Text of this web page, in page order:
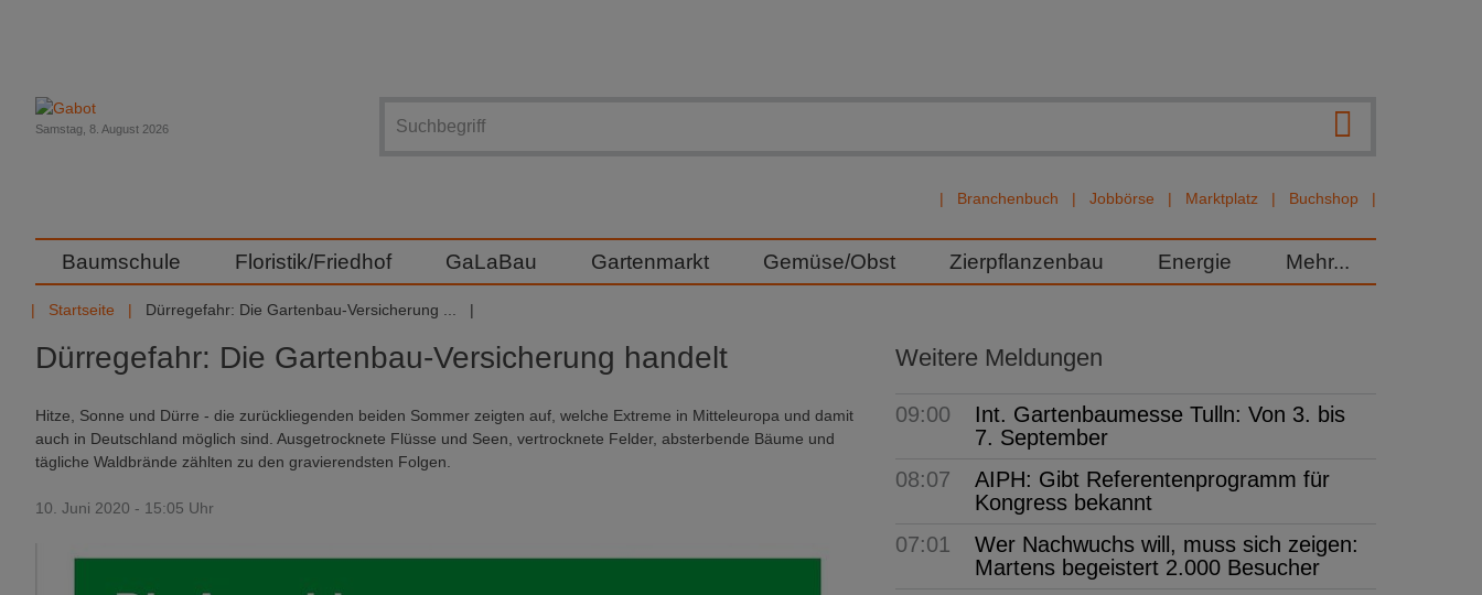
Branchenbuch Jobbörse Marktplatz Buchshop
Samstag, 8. August 2026
Baumschule Floristik/Friedhof GaLaBau Gartenmarkt Gemüse/Obst Zierpflanzenbau Energie Mehr...
Startseite Dürregefahr: Die Gartenbau-Versicherung ...
Dürregefahr: Die Gartenbau-Versicherung handelt
Hitze, Sonne und Dürre - die zurückliegenden beiden Sommer zeigten auf, welche Extreme in Mitteleuropa und damit
auch in Deutschland möglich sind. Ausgetrocknete Flüsse und Seen, vertrocknete Felder, absterbende Bäume und
tägliche Waldbrände zählten zu den gravierendsten Folgen.
10. Juni 2020 - 15:05 Uhr
Weitere Meldungen
09:00
Int. Gartenbaumesse Tulln: Von 3. bis
7. September
08:07
AIPH: Gibt Referentenprogramm für
Kongress bekannt
07:01
Wer Nachwuchs will, muss sich zeigen:
Martens begeistert 2.000 Besucher